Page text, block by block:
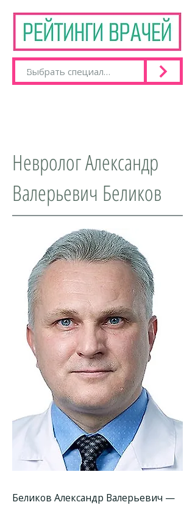
Невролог Александр
Валерьевич Беликов
Беликов Александр Валерьевич —